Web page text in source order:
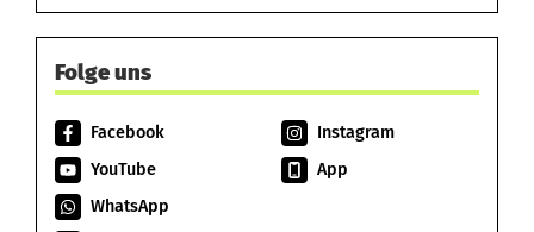
Folge uns
Facebook
Instagram
YouTube
App
WhatsApp